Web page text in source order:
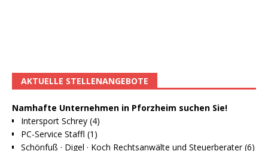
AKTUELLE STELLENANGEBOTE
Namhafte Unternehmen in Pforzheim suchen Sie!
Intersport Schrey (4)
PC-Service Staffl (1)
Schönfuß · Digel · Koch Rechtsanwälte und Steuerberater (6)